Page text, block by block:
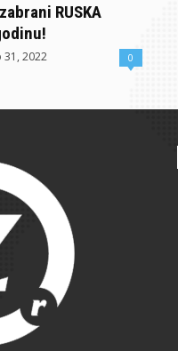
RUSKA
2022 0